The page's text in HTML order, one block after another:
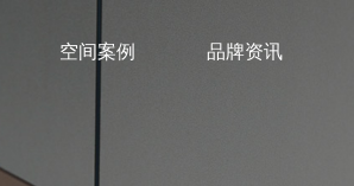
空间案例 品牌资讯